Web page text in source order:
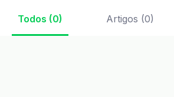
Todos (0) Artigos (0)